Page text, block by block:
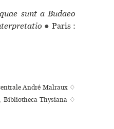
sunt a Budaeo
● Paris :
André Malraux ♢
Bibliotheca Thysiana ♢